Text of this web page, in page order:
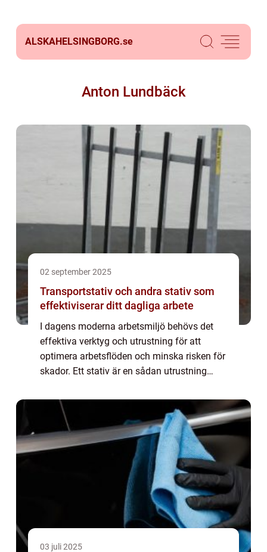
ALSKAHELSINGBORG.se
Anton Lundbäck
02 september 2025
Transportstativ och andra stativ som
effektiviserar ditt dagliga arbete
I dagens moderna arbetsmiljö behövs det
effektiva verktyg och utrustning för att
optimera arbetsflöden och minska risken för
skador. Ett stativ är en sådan utrustning
03 juli 2025